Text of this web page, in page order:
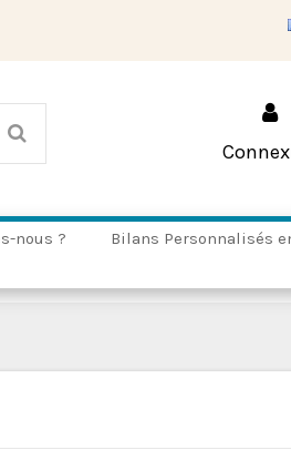
nous ?
Bilans Personnalisés